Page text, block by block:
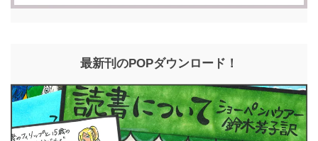
最新刊のPOPダウンロード！